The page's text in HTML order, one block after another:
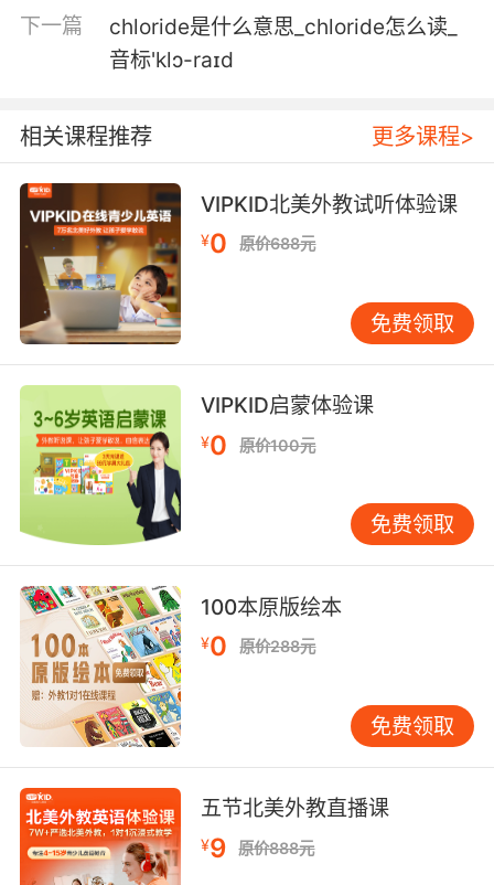
下一篇
chloride是什么意思_chloride怎么读_
音标'klɔ-raɪd
相关课程推荐 更多课程>
VIPKID北美外教试听体验课
¥0 原价688元
免费领取
VIPKID启蒙体验课
¥0 原价100元
免费领取
100本原版绘本
¥0 原价288元
免费领取
五节北美外教直播课
¥9 原价888元